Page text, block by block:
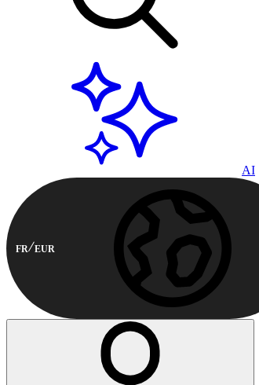
AI
FR EUR